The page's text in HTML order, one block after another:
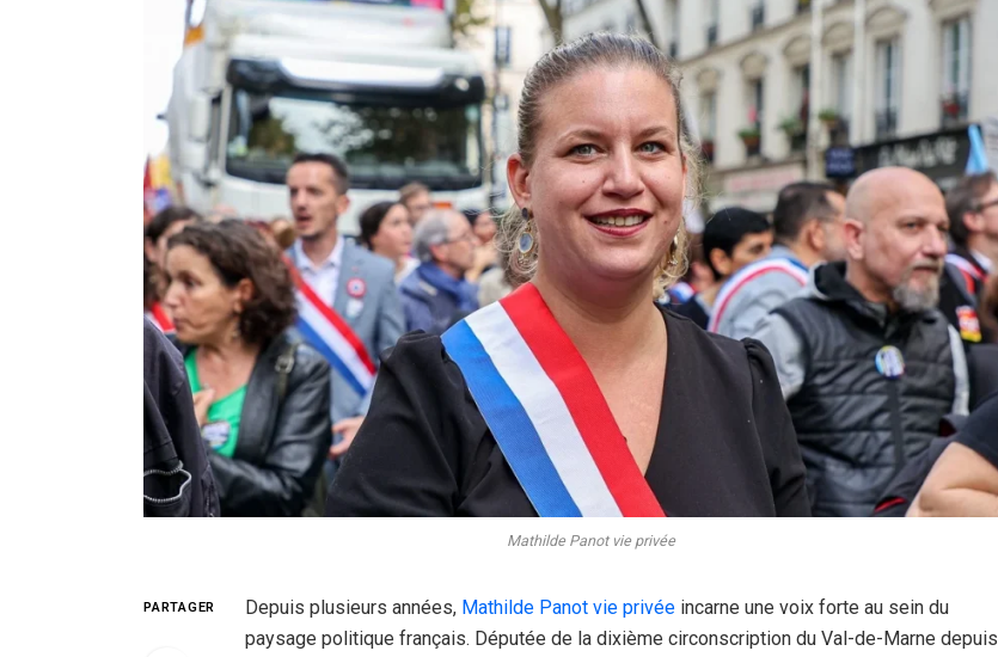
Mathilde Panot vie privée
PARTAGER Depuis plusieurs années, Mathilde Panot vie privéeincarne une voix forte au sein du
paysage politique français. Députée de la dixième circonscription du Val-de-Marne depuis